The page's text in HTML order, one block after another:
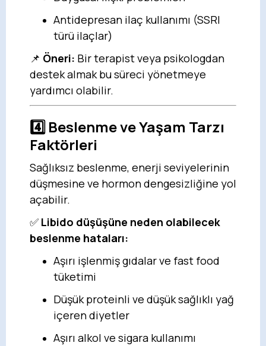
Antidepresan ilaç kullanımı (SSRI
türü ilaçlar)
📌 Öneri: Bir terapist veya psikologdan
destek almak bu süreci yönetmeye
yardımcı olabilir.
4️⃣Beslenme ve Yaşam Tarzı
Faktörleri
Sağlıksız beslenme, enerji seviyelerinin
düşmesine ve hormon dengesizliğine yol
açabilir.
✅ Libido düşüşüne neden olabilecek
beslenme hataları:
Aşırı işlenmiş gıdalar ve fast food
tüketimi
Düşük proteinli ve düşük sağlıklı yağ
içeren diyetler
Aşırı alkol ve sigara kullanımı